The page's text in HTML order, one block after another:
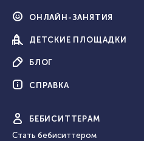
ОНЛАЙН-ЗАНЯТИЯ
ДЕТСКИЕ ПЛОЩАДКИ
БЛОГ
СПРАВКА
БЕБИ СИТТЕРАМ
Стать бебиситтером